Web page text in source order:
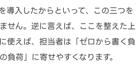
導入したからといって、この三つを
せん。逆に言えば、ここを整えた上
使えば、担当者は「ゼロから書く負
負荷」に寄せやすくなります。